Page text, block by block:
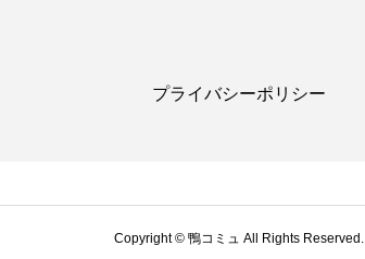
プライバシーポリシー
Copyright © 鴨コミュ All Rights Reserved.